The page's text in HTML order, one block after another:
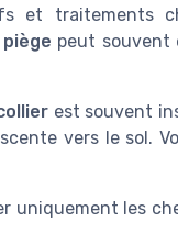
et traitements
piège peut
est souvent
vers le sol.
uniquement les